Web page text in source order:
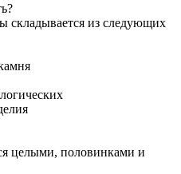
складывается из следующих
целыми, половинками и